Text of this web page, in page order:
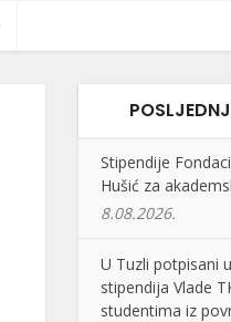
Stipendije
Hušić za
8.08.2026.
U Tuzli potpisani
stipendija Vlade
studentima iz